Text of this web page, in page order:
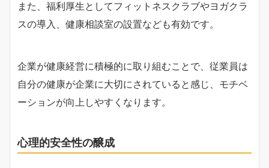
また、福利厚生としてフィットネスクラブやヨガクラ
スの導入、健康相談室の設置なども有効です。
企業が健康経営に積極的に取り組むことで、従業員は
自分の健康が企業に大切にされていると感じ、モチベ
ーションが向上しやすくなります。
心理的安全性の醸成